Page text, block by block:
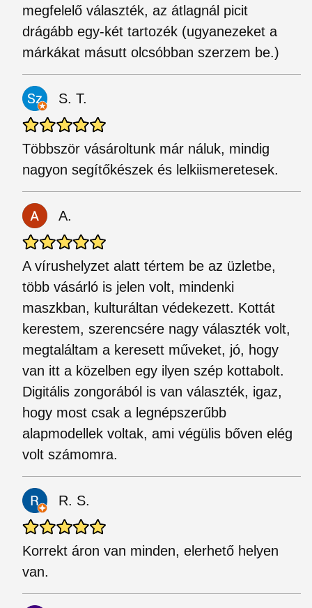
megfelelő választék, az átlagnál picit
drágább egy-két tartozék (ugyanezeket a
márkákat másutt olcsóbban szerzem be.)
S. T.
Többször vásároltunk már náluk, mindig
nagyon segítőkészek és lelkiismeretesek.
A.
A vírushelyzet alatt tértem be az üzletbe,
több vásárló is jelen volt, mindenki
maszkban, kulturáltan védekezett. Kottát
kerestem, szerencsére nagy választék volt,
megtaláltam a keresett műveket, jó, hogy
van itt a közelben egy ilyen szép kottabolt.
Digitális zongorából is van választék, igaz,
hogy most csak a legnépszerűbb
alapmodellek voltak, ami végülis bőven elég
volt számomra.
R. S.
Korrekt áron van minden, elerhető helyen
van.